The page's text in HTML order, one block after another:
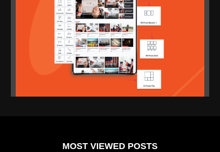
MOST VIEWED POSTS